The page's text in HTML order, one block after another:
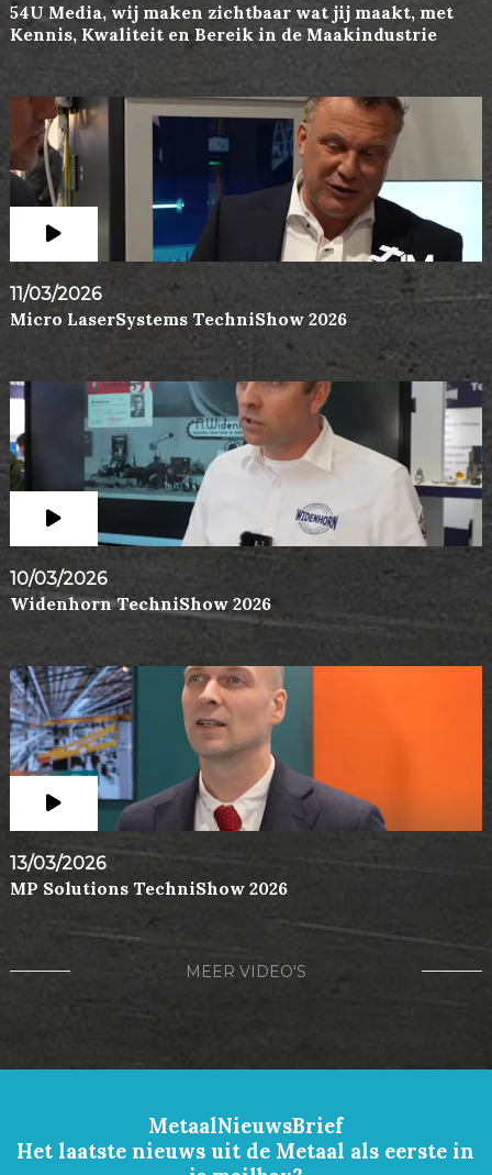
54U Media, wij maken zichtbaar wat jij maakt, met
Kennis, Kwaliteit en Bereik in de Maakindustrie
11/03/2026
Micro LaserSystems TechniShow 2026
10/03/2026
Widenhorn TechniShow 2026
13/03/2026
MP Solutions TechniShow 2026
MEER VIDEO'S
MetaalNieuwsBrief
Het laatste nieuws uit de Metaal als eerste in